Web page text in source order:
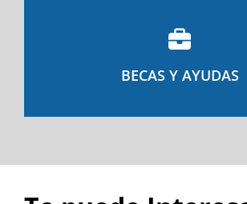
BECAS Y AYUDAS